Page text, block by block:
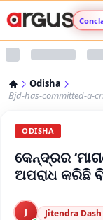
Odisha
Bjd-has-committed-a-
ODISHA
କେନ୍ଦ୍ରର
ଅପରାଧ କରିଛି
J Jitendra Dash